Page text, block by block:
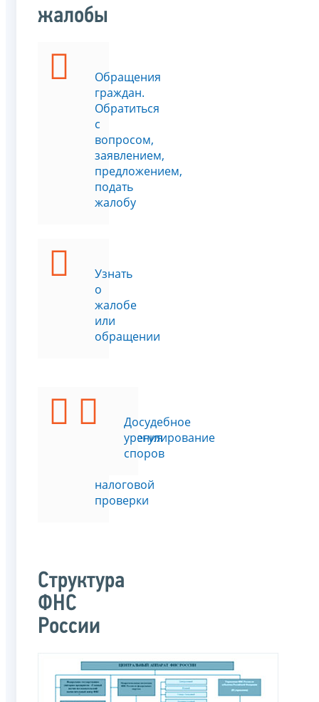
жалобы
Обращения
граждан.
Обратиться
с
вопросом,
заявлением,
предложением,
подать
жалобу
Узнать
о
жалобе
или
обращении
Подать
возражения
налоговой
проверки
Досудебное
урегулирование
споров
Структура
ФНС
России